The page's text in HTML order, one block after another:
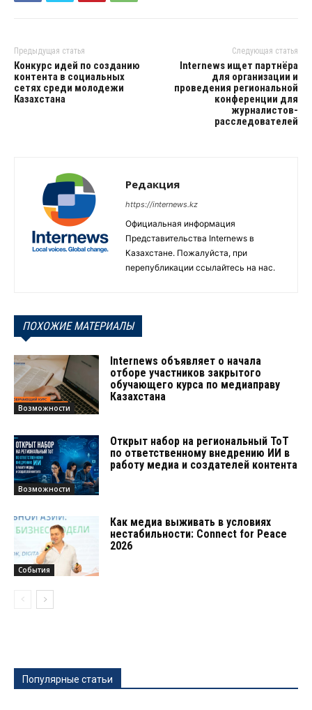
Предыдущая статья
Конкурс идей по созданию
контента в социальных
сетях среди молодежи
Казахстана
Следующая статья
Internews ищет партнёра
для организации и
проведения региональной
конференции для
журналистов-
расследователей
Редакция
https://internews.kz
Официальная информация
Представительства Internews в
Казахстане. Пожалуйста, при
перепубликации ссылайтесь на нас.
ПОХОЖИЕ МАТЕРИАЛЫ
Возможности
Internews объявляет о начала
отборе участников закрытого
обучающего курса по медиаправу
Казахстана
Возможности
Открыт набор на региональный ТоТ
по ответственному внедрению ИИ в
работу медиа и создателей контента
События
Как медиа выживать в условиях
нестабильности: Connect for Peace
2026
Популярные статьи